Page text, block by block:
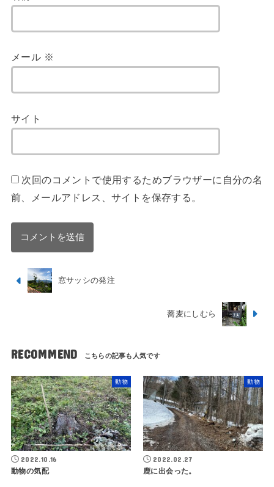
メール ※
サイト
次回のコメントで使用するためブラウザーに自分の名
前、メールアドレス、サイトを保存する。
窓サッシの発注
蕎麦にしむら
RECOMMEND
動物
2022.10.16
動物の気配
動物
2022.02.27
鹿に出会った。